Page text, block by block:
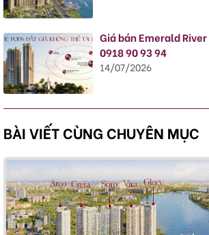
Giá bán Emerald
0918 90 93 94
14/07/2026
BÀI VIẾT CÙNG CHUYÊN MỤC